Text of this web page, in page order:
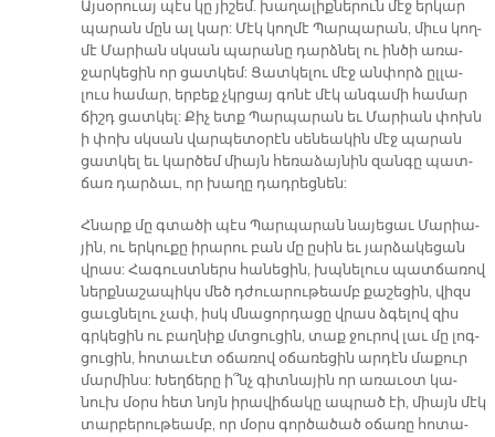
Այ­սօ­րուայ պէս կը յի­շեմ. խա­ղա­լիք­նե­րուն մէջ եր­կար
պա­րան մըն ալ կար: Մէկ կող­մէ Պար­պա­րան, միւս կող­
մէ Մա­րիան սկսան պա­րա­նը դարձ­նել ու ին­ծի ա­ռա­
ջար­կե­ցին որ ցատ­կեմ: Ցատ­կե­լու մէջ ան­փորձ ըլ­լա­
լուս հա­մար, եր­բեք չկրցայ գո­նէ մէկ ան­գա­մի հա­մար
ճիշդ ցատ­կել: Քիչ ետք Պար­պա­րան եւ Մա­րիան փոխն
ի փոխ սկսան վար­պե­տօ­րէն սե­նեա­կին մէջ պա­րան
ցատ­կել եւ կար­ծեմ միայն հե­ռա­ձայ­նին զան­գը պատ­
ճառ դար­ձաւ, որ խա­ղը դադ­րեց­նեն:
Հնարք մը գտա­ծի պէս Պար­պա­րան նա­յե­ցաւ Մա­րիա­
յին, ու եր­կու­քը ի­րա­րու բան մը ը­սին եւ յար­ձա­կե­ցան
վրաս: Հա­գուստ­ներս հա­նե­ցին, խպնե­լուս պատ­ճա­ռով
ներք­նա­շա­պիկս մեծ դժուա­րու­թեամբ քա­շե­ցին, վիզս
ցաւց­նե­լու չափ, իսկ մնա­ցոր­դա­ցը վրաս ձգե­լով զիս
գրկե­ցին ու բաղ­նիք մտցու­ցին, տաք ջու­րով լաւ մը լոգ­
ցու­ցին, հո­տա­ւէտ օ­ճա­ռով օ­ճա­ռե­ցին ար­դէն մա­քուր
մար­մինս: Խեղ­ճե­րը ի՞նչ գիտ­նա­յին որ ա­ռա­ւօտ կա­
նուխ մօրս հետ նոյն ի­րա­վի­ճա­կը ապ­րած էի, միայն մէկ
տար­բե­րու­թեամբ, որ մօրս գոր­ծա­ծած օ­ճա­ռը հո­տա­